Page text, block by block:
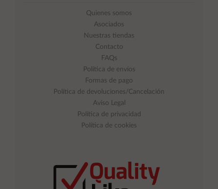
Quienes somos
Asociados
Nuestras tiendas
Contacto
FAQs
Política de envíos
Formas de pago
Política de devoluciones/Cancelación
Aviso Legal
Política de privacidad
Política de cookies